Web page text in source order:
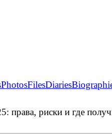
PhotosFilesDiaries
права, риски и где